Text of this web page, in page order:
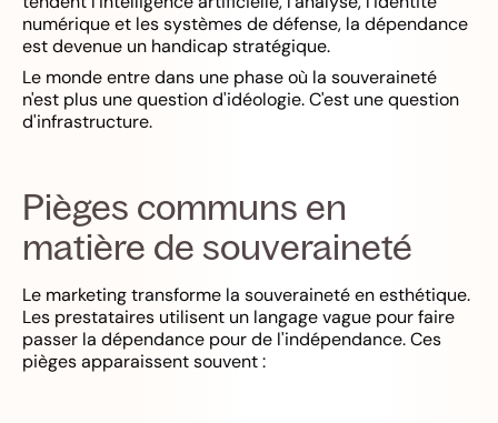
numérique et les systèmes de défense, la dépendance
est devenue un handicap stratégique.
Le monde entre dans une phase où la souveraineté
n'est plus une question d'idéologie. C'est une question
d'infrastructure.
Pièges communs en
matière de souveraineté
Le marketing transforme la souveraineté en esthétique.
Les prestataires utilisent un langage vague pour faire
passer la dépendance pour de l'indépendance. Ces
pièges apparaissent souvent :